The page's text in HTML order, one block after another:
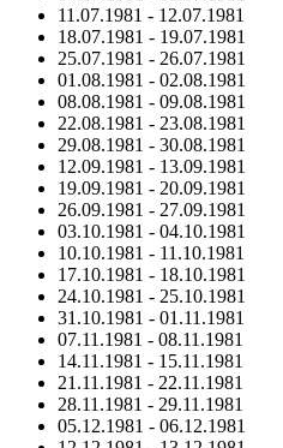
11.07.1981 - 12.07.1981
18.07.1981 - 19.07.1981
25.07.1981 - 26.07.1981
01.08.1981 - 02.08.1981
08.08.1981 - 09.08.1981
22.08.1981 - 23.08.1981
29.08.1981 - 30.08.1981
12.09.1981 - 13.09.1981
19.09.1981 - 20.09.1981
26.09.1981 - 27.09.1981
03.10.1981 - 04.10.1981
10.10.1981 - 11.10.1981
17.10.1981 - 18.10.1981
24.10.1981 - 25.10.1981
31.10.1981 - 01.11.1981
07.11.1981 - 08.11.1981
14.11.1981 - 15.11.1981
21.11.1981 - 22.11.1981
28.11.1981 - 29.11.1981
05.12.1981 - 06.12.1981